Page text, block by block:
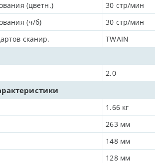
(цветн.)
30 стр/мин
(ч/б)
30 стр/мин
сканир.
TWAIN
2.0
1.66 кг
263 мм
148 мм
128 мм